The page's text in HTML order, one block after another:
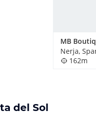
MB
Nerja,
162m
del Sol